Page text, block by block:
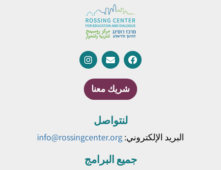
شريك معنا
لنتواصل
البريد الإلكتروني: info@rossingcenter.org
جميع البرامج